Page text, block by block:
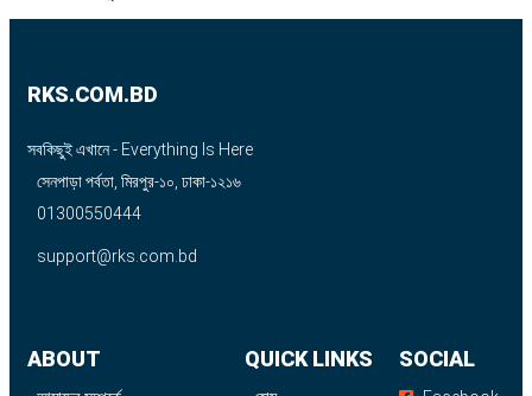
RKS.COM.BD
সবকিছুই এখানে - Everything Is Here
সেনপাড়া পর্বতা, মিরপুর-১০, ঢাকা-১২১৬
01300550444
support@rks.com.bd
ABOUT QUICK LINKS SOCIAL